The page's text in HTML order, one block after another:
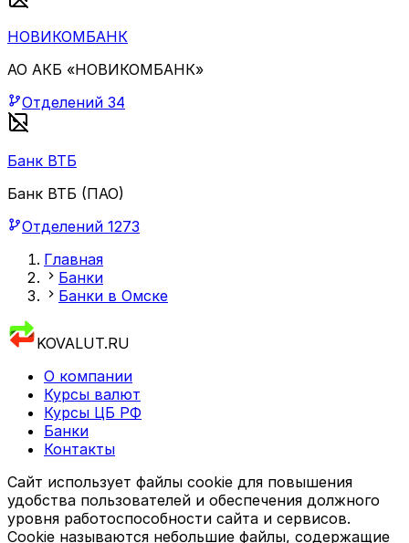
НОВИКОМБАНК
АО АКБ «НОВИКОМБАНК»
Отделений 34
Банк ВТБ
Банк ВТБ (ПАО)
Отделений 1273
Главная
Банки
Банки в Омске
KOVALUT.RU
О компании
Курсы валют
Курсы ЦБ РФ
Банки
Контакты
Сайт использует файлы cookie для повышения
удобства пользователей и обеспечения должного
уровня работоспособности сайта и сервисов.
Cookie называются небольшие файлы, содержащие